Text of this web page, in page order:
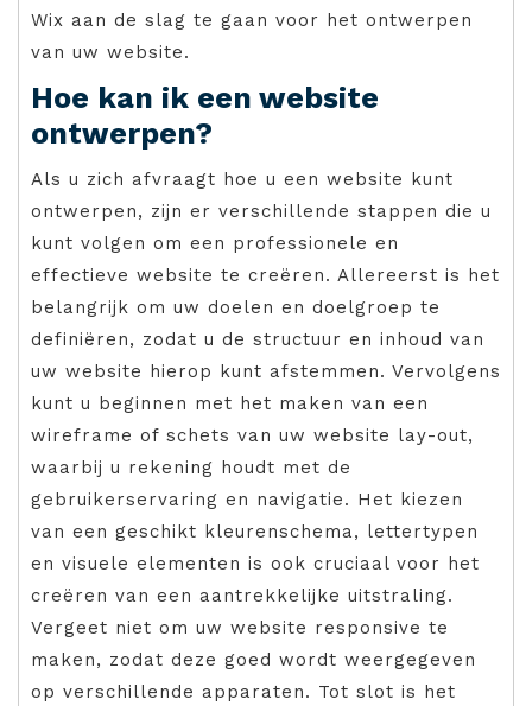
Wix aan de slag te gaan voor het ontwerpen
van uw website.
Hoe kan ik een website
ontwerpen?
Als u zich afvraagt hoe u een website kunt
ontwerpen, zijn er verschillende stappen die u
kunt volgen om een professionele en
effectieve website te creëren. Allereerst is het
belangrijk om uw doelen en doelgroep te
definiëren, zodat u de structuur en inhoud van
uw website hierop kunt afstemmen. Vervolgens
kunt u beginnen met het maken van een
wireframe of schets van uw website lay-out,
waarbij u rekening houdt met de
gebruikerservaring en navigatie. Het kiezen
van een geschikt kleurenschema, lettertypen
en visuele elementen is ook cruciaal voor het
creëren van een aantrekkelijke uitstraling.
Vergeet niet om uw website responsive te
maken, zodat deze goed wordt weergegeven
op verschillende apparaten. Tot slot is het